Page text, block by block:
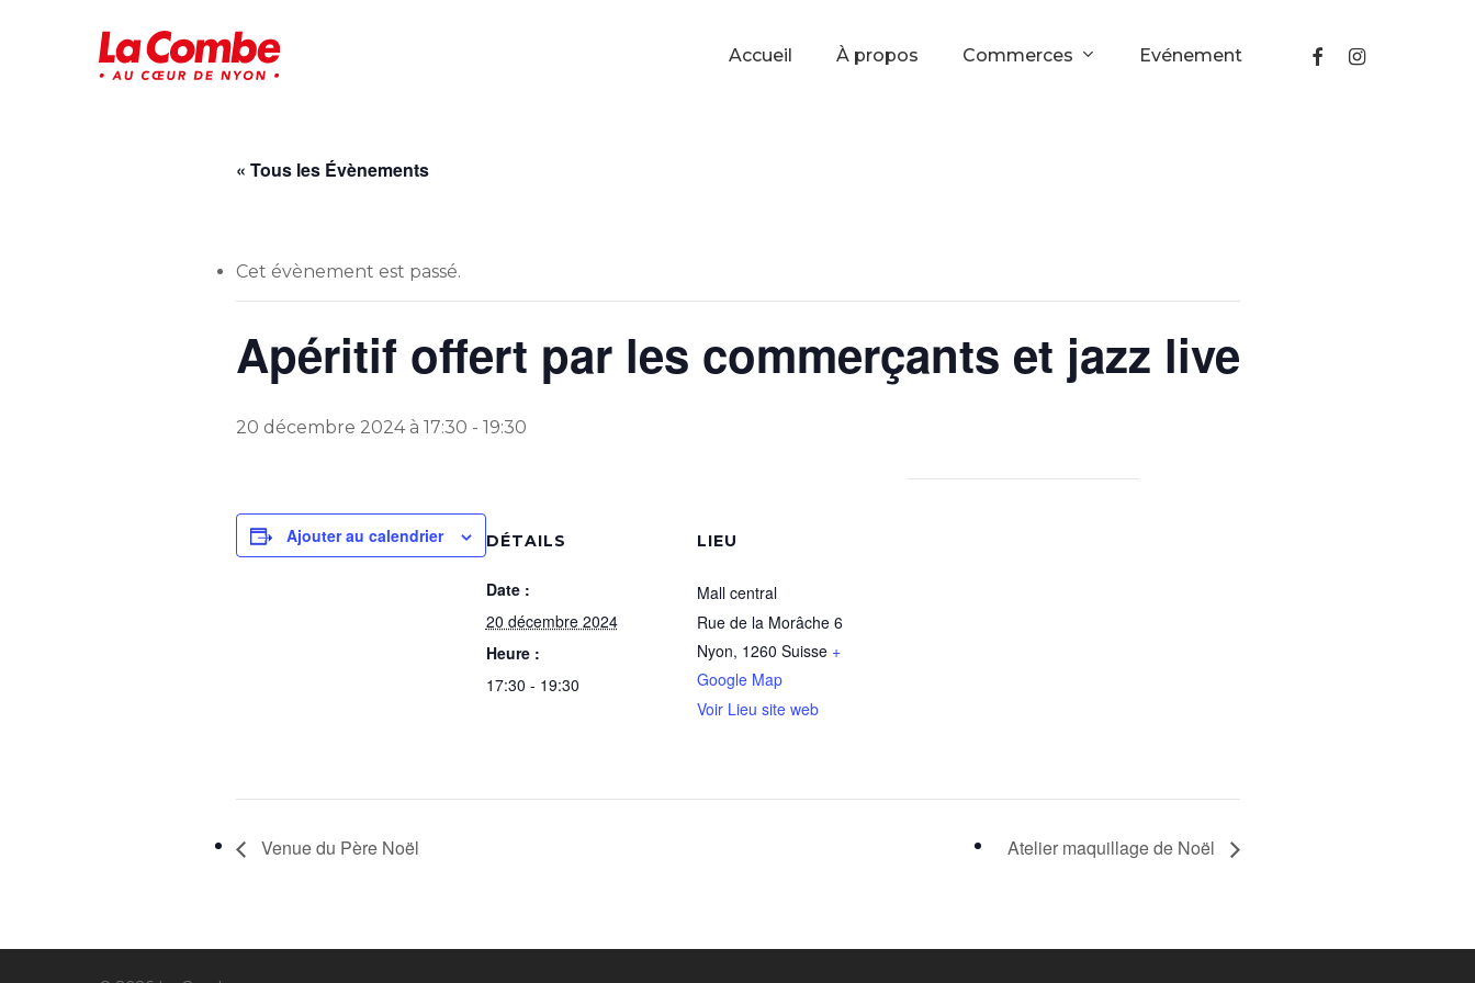
Accueil À propos Commerces Evénement facebookinstagram
« Tous les Évènements
Cet évènement est passé.
Apéritif offert par les commerçants et jazz live
20 décembre 2024 à 17:30 - 19:30
Ajouter au calendrier DÉTAILS
Date :
20 décembre 2024
Heure :
17:30 - 19:30
LIEU
Mall central
Rue de la Morâche 6
Nyon, 1260 Suisse +
Google Map
Voir Lieu site web
Venue du Père Noël Atelier maquillage de Noël